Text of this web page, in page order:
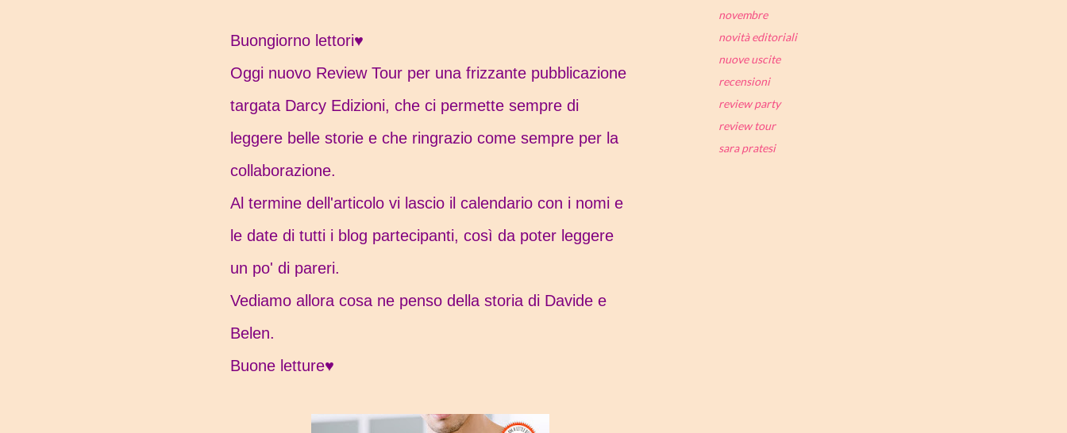
Buongiorno lettori♥
Oggi nuovo Review Tour per una frizzante pubblicazione
targata Darcy Edizioni, che ci permette sempre di
leggere belle storie e che ringrazio come sempre per la
collaborazione.
Al termine dell'articolo vi lascio il calendario con i nomi e
le date di tutti i blog partecipanti, così da poter leggere
un po' di pareri.
Vediamo allora cosa ne penso della storia di Davide e
Belen.
Buone letture♥
novembre
novità editoriali
nuove uscite
recensioni
review party
review tour
sara pratesi